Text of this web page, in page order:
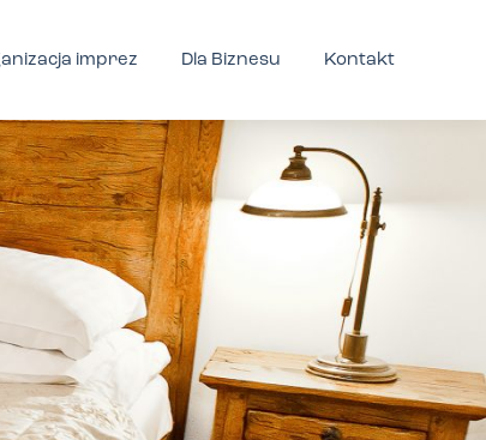
imprez Dla Biznesu Kontakt